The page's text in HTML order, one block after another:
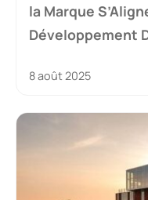
la Marque
Développement
8 août 2025